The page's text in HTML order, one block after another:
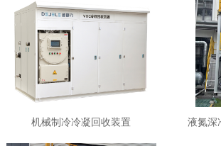
机械制冷冷凝回收装置 液氮深